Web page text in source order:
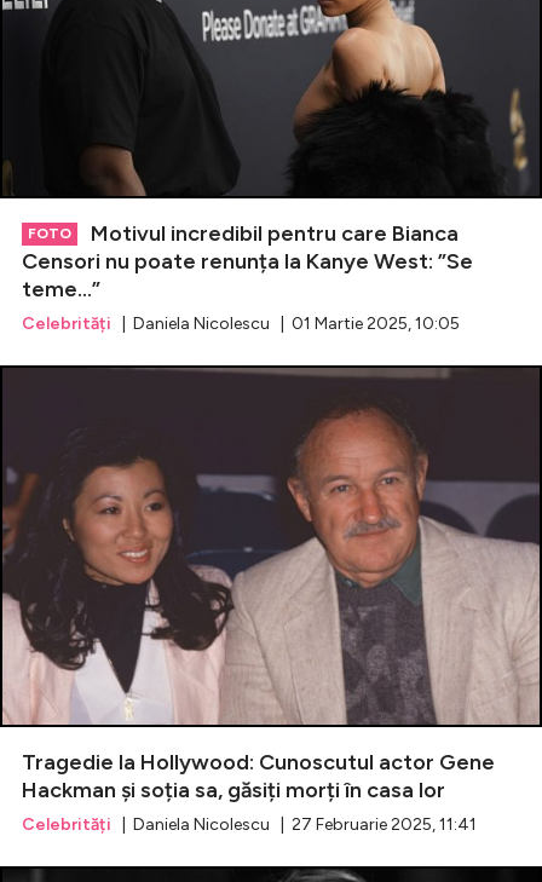
FOTO
Motivul incredibil pentru care Bianca
Censori nu poate renunța la Kanye West: ”Se
teme...”
Celebrități | Daniela Nicolescu | 01 Martie 2025, 10:05
Tragedie la Hollywood: Cunoscutul actor Gene
Hackman și soția sa, găsiți morți în casa lor
Celebrități | Daniela Nicolescu | 27 Februarie 2025, 11:41